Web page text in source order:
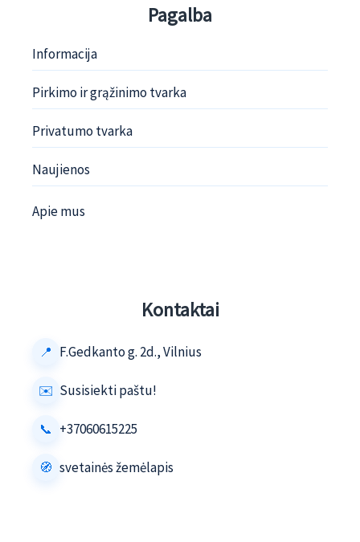
Pagalba
Informacija
Pirkimo ir grąžinimo tvarka
Privatumo tvarka
Naujienos
Apie mus
Kontaktai
F.Gedkanto g. 2d., Vilnius
Susisiekti paštu!
+37060615225
svetainės žemėlapis